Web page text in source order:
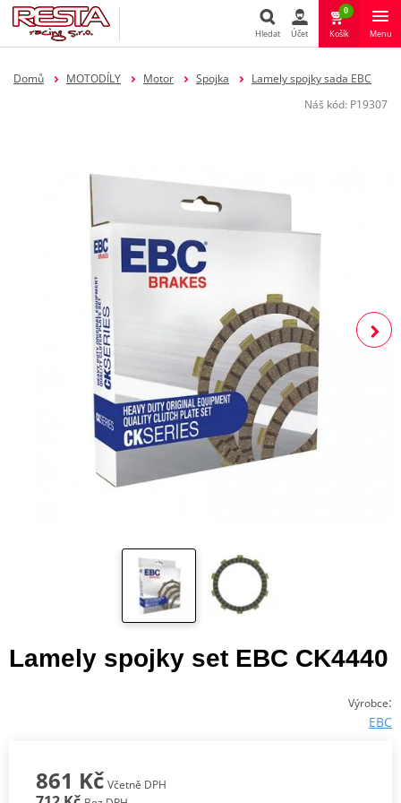
Hledat
Hledat Účet
0
Košík Menu
Domů MOTODÍLY Motor Spojka
Lamely spojky sada EBC
Náš kód: P19307
Lamely spojky set EBC CK4440
Výrobce:
EBC
861 Kč Včetně DPH